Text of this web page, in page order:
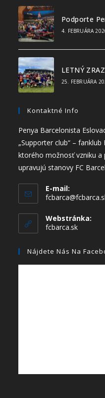
Podporte
4. FEBRUÁRA
LETNÝ
25. FEBRUÁRA
Kontaktné Info
Penya Barcelonista
„Supporter club“ –
ktorého možnosť vzniku a
upravujú stanovy FC
E-mail:
Webstránka:
fcbarca.sk
Nájdete Nás Na